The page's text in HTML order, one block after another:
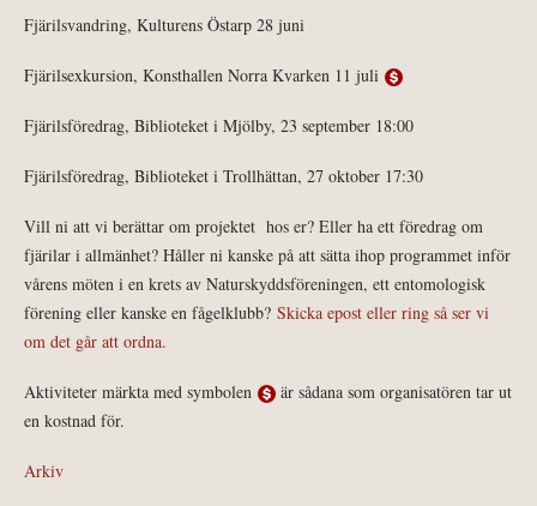
Fjärilsvandring, Kulturens Östarp 28 juni
Fjärilsexkursion, Konsthallen Norra Kvarken 11 juli
Fjärilsföredrag, Biblioteket i Mjölby, 23 september 18:00
Fjärilsföredrag, Biblioteket i Trollhättan, 27 oktober 17:30
Vill ni att vi berättar om projektet hos er? Eller ha ett föredrag om
fjärilar i allmänhet? Håller ni kanske på att sätta ihop programmet inför
vårens möten i en krets av Naturskyddsföreningen, ett entomologisk
förening eller kanske en fågelklubb? Skicka epost eller ring så ser vi
om det går att ordna.
Aktiviteter märkta med symbolen
är sådana som organisatören tar ut
en kostnad för.
Arkiv